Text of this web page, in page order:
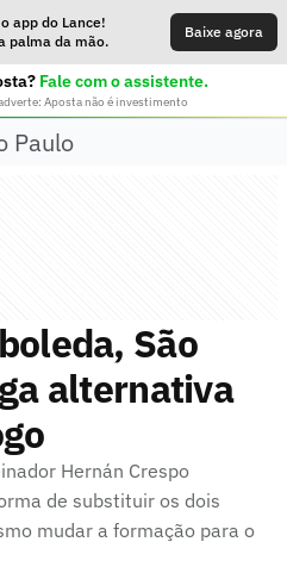
app do Lance!
palma da mão.
Baixe agora
Fale com o assistente.
Aposta não é investimento
Paulo
São
alternativa
Hernán Crespo
de substituir os dois
mudar a formação para o